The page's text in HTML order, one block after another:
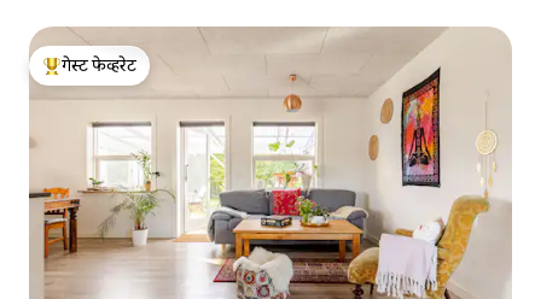
टॉप गेस्ट फेव्हरेट
गेस्ट फेव्हरेट